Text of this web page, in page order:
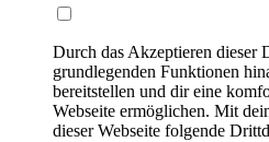
Durch das Akzeptieren dieser
grundlegenden Funktionen
bereitstellen und dir eine
Webseite ermöglichen. Mit
dieser Webseite folgende